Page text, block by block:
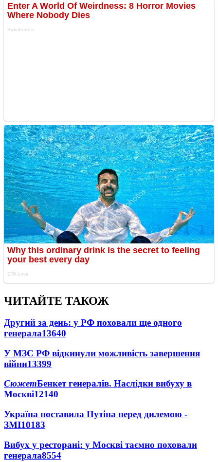
ЧИТАЙТЕ ТАКОЖ
Другий за день: у РФ поховали ще одного
генерала13640
У МЗС РФ відкинули можливість завершення
війни13399
СюжетБенкет генералів. Наслідки вибуху в
Москві12140
Україна поставила Путіна перед дилемою -
ЗМІ10183
Вибух у ресторані: у Москві таємно поховали
генерала8554